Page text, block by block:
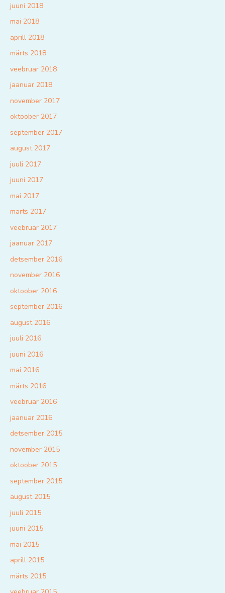
juuni 2018
mai 2018
aprill 2018
märts 2018
veebruar 2018
jaanuar 2018
november 2017
oktoober 2017
september 2017
august 2017
juuli 2017
juuni 2017
mai 2017
märts 2017
veebruar 2017
jaanuar 2017
detsember 2016
november 2016
oktoober 2016
september 2016
august 2016
juuli 2016
juuni 2016
mai 2016
märts 2016
veebruar 2016
jaanuar 2016
detsember 2015
november 2015
oktoober 2015
september 2015
august 2015
juuli 2015
juuni 2015
mai 2015
aprill 2015
märts 2015